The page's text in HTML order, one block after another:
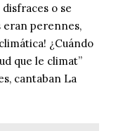
o se
eran perennes,
¿Cuándo
que le climat”
cantaban La